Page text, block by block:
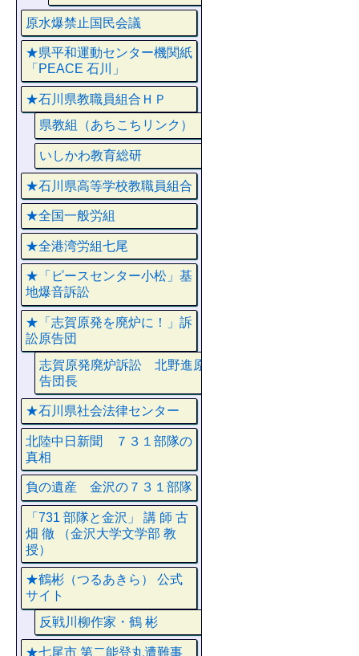
原水爆禁止国民会議
★県平和運動センター機関紙
「PEACE 石川」
★石川県教職員組合ＨＰ
県教組（あちこちリンク）
いしかわ教育総研
★石川県高等学校教職員組合
★全国一般労組
★全港湾労組七尾
★「ピースセンター小松」基
地爆音訴訟
★「志賀原発を廃炉に！」訴
訟原告団
志賀原発廃炉訴訟 北野進原
告団長
★石川県社会法律センター
北陸中日新聞 ７３１部隊の
真相
負の遺産 金沢の７３１部隊
「731 部隊と金沢」 講 師 古
畑 徹 （金沢大学文学部 教
授）
★鶴彬（つるあきら） 公式
サイト
反戦川柳作家・鶴 彬
★七尾市 第二能登丸遭難事